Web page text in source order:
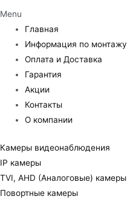
Menu
Главная
Информация по монтажу
Оплата и Доставка
Гарантия
Акции
Контакты
О компании
Камеры видеонаблюдения
IP камеры
TVI, AHD (Аналоговые) камеры
Повортные камеры